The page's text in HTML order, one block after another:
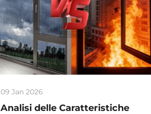
09 Jan 2026
Analisi delle Caratteristiche